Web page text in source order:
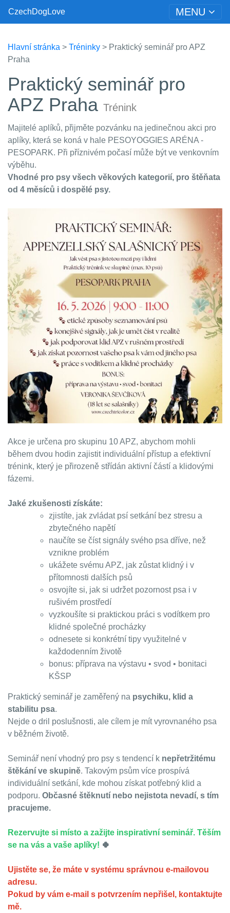
CzechDogLove MENU
Hlavní stránka > Tréninky > Praktický seminář pro APZ
Praha
Praktický seminář pro
APZ Praha Trénink
Majitelé aplíků, přijměte pozvánku na jedinečnou akci pro
aplíky, která se koná v hale PESOYOGGIES ARÉNA -
PESOPARK. Při příznivém počasí může být ve venkovním
výběhu.
Vhodné pro psy všech věkových kategorií, pro štěňata
od 4 měsíců i dospělé psy.
Akce je určena pro skupinu 10 APZ, abychom mohli
během dvou hodin zajistit individuální přístup a efektivní
trénink, který je přirozeně střídán aktivní částí a klidovými
fázemi.
Jaké zkušenosti získáte:
zjistíte, jak zvládat psí setkání bez stresu a
zbytečného napětí
naučíte se číst signály svého psa dříve, než
vznikne problém
ukážete svému APZ, jak zůstat klidný i v
přítomnosti dalších psů
osvojíte si, jak si udržet pozornost psa i v
rušivém prostředí
vyzkoušíte si praktickou práci s vodítkem pro
klidné společné procházky
odnesete si konkrétní tipy využitelné v
každodenním životě
bonus: příprava na výstavu • svod • bonitaci
KŠSP
Praktický seminář je zaměřený na psychiku, klid a
stabilitu psa.
Nejde o dril poslušnosti, ale cílem je mít vyrovnaného psa
v běžném životě.
Seminář není vhodný pro psy s tendencí k nepřetržitému
štěkání ve skupině. Takovým psům více prospívá
individuální setkání, kde mohou získat potřebný klid a
podporu. Občasné štěknutí nebo nejistota nevadí, s tím
pracujeme.
Rezervujte si místo a zažijte inspirativní seminář. Těším
se na vás a vaše aplíky! 🍀
Ujistěte se, že máte v systému správnou e-mailovou
adresu.
Pokud by vám e-mail s potvrzením nepřišel, kontaktujte
mě.